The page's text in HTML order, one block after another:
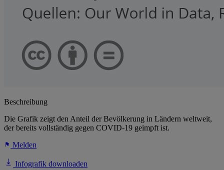
Beschreibung
Die Grafik zeigt den Anteil der Bevölkerung in Ländern weltweit,
der bereits vollständig gegen COVID-19 geimpft ist.
Melden
Infografik downloaden